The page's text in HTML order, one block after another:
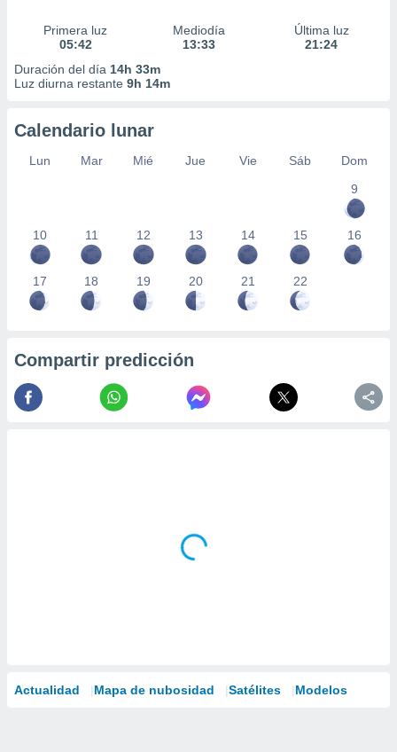
Primera luz
05:42
Mediodía
13:33
Última luz
21:24
Duración del día 14h 33m
Luz diurna restante 9h 14m
Calendario lunar
Lun Mar Mié Jue Vie Sáb
Dom
9
10 11 12 13 14 15 16
17 18 19 20 21 22
Compartir predicción
Actualidad Mapa de nubosidad Satélites Modelos